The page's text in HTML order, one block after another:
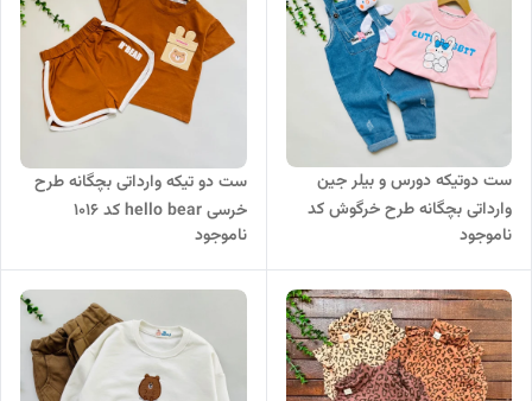
ست دوتیکه دورس و بیلر جین
وارداتی بچگانه طرح خرگوش کد
۹۵۰
ناموجود
ست دو تیکه وارداتی بچگانه طرح
خرسی hello bear کد 1016
ناموجود